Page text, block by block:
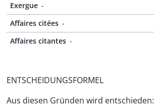
Exergue -
Affaires citées -
Affaires citantes -
ENTSCHEIDUNGSFORMEL
Aus diesen Gründen wird entschieden: